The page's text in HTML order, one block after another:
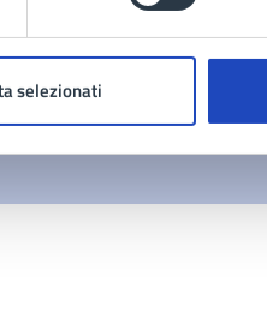
selezionati